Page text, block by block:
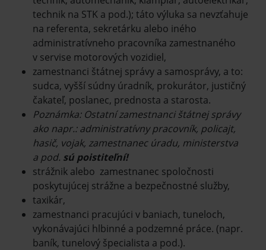
technik na STK a pod.); táto výluka sa nevzťahuje
na referenta, sekretárku alebo iného
administratívneho pracovníka zamestnaného
v servise motorových vozidiel,
zamestnanci štátnej správy a samosprávy, a to:
sudca, vyšší súdny úradník, prokurátor, justičný
čakateľ, poslanec, prednosta a starosta.
Poznámka: Ostatní zamestnanci štátnej správy
ako napr.: administratívny pracovník, policajt,
hasič, vojak, zamestnanec úradu, ministerstva
a pod. sú poistiteľní!
strážnik alebo zamestnanec spoločnosti
poskytujúcej strážne a bezpečnostné služby,
taxikár,
zamestnanci pracujúci v baniach, tuneloch,
vykonávajúci hlbinné a podzemné práce. (napr.
baník, tunelový špecialista a pod.).